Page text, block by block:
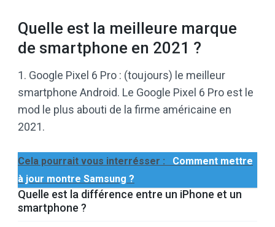
Quelle est la meilleure marque
de smartphone en 2021 ?
1. Google Pixel 6 Pro : (toujours) le meilleur
smartphone Android. Le Google Pixel 6 Pro est le
mod le plus abouti de la firme américaine en
2021.
Cela pourrait vous interrésser :
Comment mettre
à jour montre Samsung ?
Quelle est la différence entre un iPhone et un
smartphone ?